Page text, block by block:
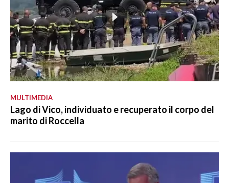
MULTIMEDIA
Lago di Vico, individuato e recuperato il corpo del
marito di Roccella